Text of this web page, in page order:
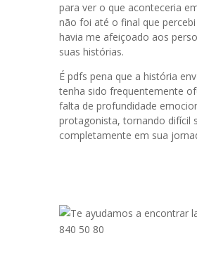
para ver o que aconteceria
não foi até o final que
havia me afeiçoado aos
suas histórias.
É pdfs pena que a história
tenha sido frequentemente
falta de profundidade
protagonista, tornando difícil
completamente em sua